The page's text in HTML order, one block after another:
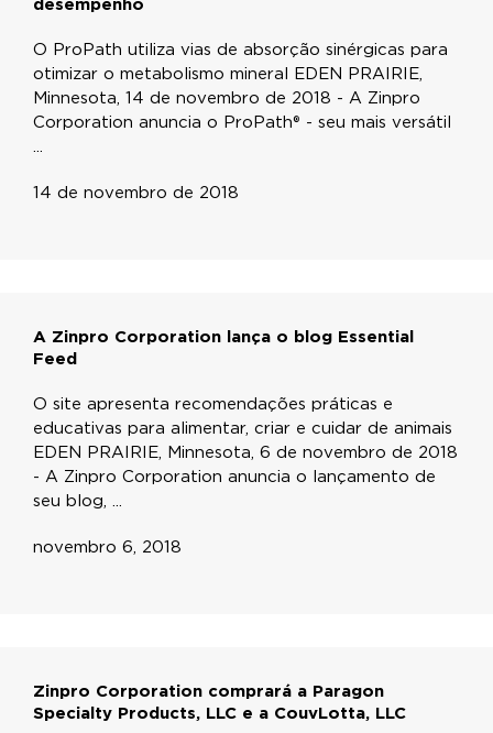
desempenho
O ProPath utiliza vias de absorção sinérgicas para
otimizar o metabolismo mineral EDEN PRAIRIE,
Minnesota, 14 de novembro de 2018 - A Zinpro
Corporation anuncia o ProPath® - seu mais versátil
...
14 de novembro de 2018
A Zinpro Corporation lança o blog Essential
Feed
O site apresenta recomendações práticas e
educativas para alimentar, criar e cuidar de animais
EDEN PRAIRIE, Minnesota, 6 de novembro de 2018
- A Zinpro Corporation anuncia o lançamento de
seu blog, ...
novembro 6, 2018
Zinpro Corporation comprará a Paragon
Specialty Products, LLC e a CouvLotta, LLC